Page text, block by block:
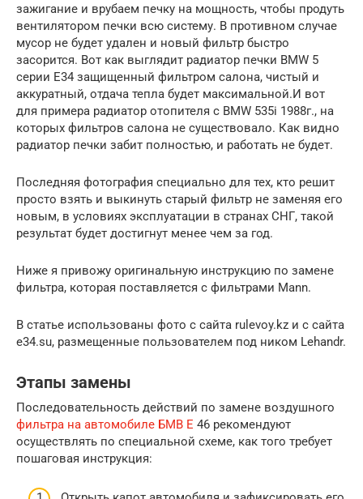
зажигание и врубаем печку на мощность, чтобы продуть
вентилятором печки всю систему. В противном случае
мусор не будет удален и новый фильтр быстро
засорится. Вот как выглядит радиатор печки BMW 5
серии E34 защищенный фильтром салона, чистый и
аккуратный, отдача тепла будет максимальной.И вот
для примера радиатор отопителя с BMW 535i 1988г., на
которых фильтров салона не существовало. Как видно
радиатор печки забит полностью, и работать не будет.
Последняя фотография специально для тех, кто решит
просто взять и выкинуть старый фильтр не заменяя его
новым, в условиях эксплуатации в странах СНГ, такой
результат будет достигнут менее чем за год.
Ниже я привожу оригинальную инструкцию по замене
фильтра, которая поставляется с фильтрами Mann.
В статье использованы фото с сайта rulevoy.kz и с сайта
e34.su, размещенные пользователем под ником Lehandr.
Этапы замены
Последовательность действий по замене воздушного
фильтра на автомобиле БМВ Е 46 рекомендуют
осуществлять по специальной схеме, как того требует
пошаговая инструкция: